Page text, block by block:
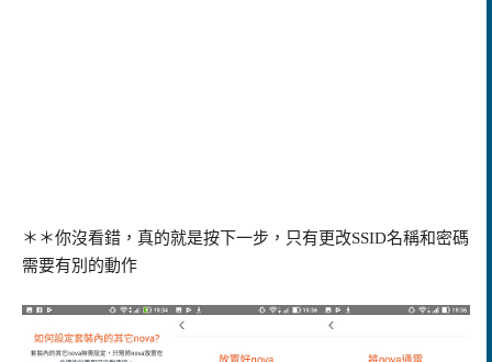
＊＊你沒看錯，真的就是按下一步，只有更改SSID名稱和密碼
需要有別的動作